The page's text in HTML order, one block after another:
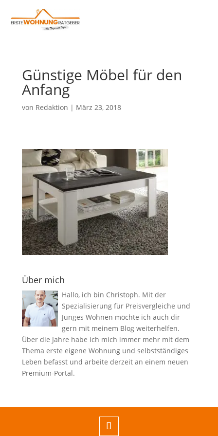
Günstige Möbel für den
Anfang
von Redaktion | März 23, 2018
Über mich
Hallo, ich bin Christoph. Mit der
Spezialisierung für Preisvergleiche und
Junges Wohnen möchte ich auch dir
gern mit meinem Blog weiterhelfen.
Über die Jahre habe ich mich immer mehr mit dem
Thema erste eigene Wohnung und selbstständiges
Leben befasst und arbeite derzeit an einem neuen
Premium-Portal.